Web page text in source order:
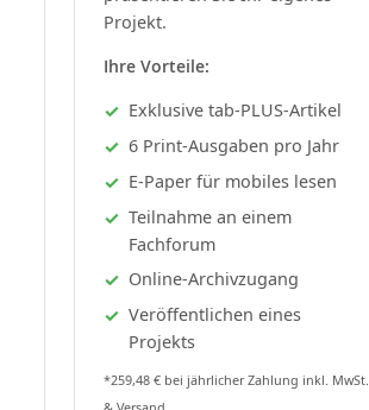
Projekt.
Ihre Vorteile:
Exklusive tab-PLUS-Artikel
6 Print-Ausgaben pro Jahr
E-Paper für mobiles lesen
Teilnahme an einem
Fachforum
Online-Archivzugang
Veröffentlichen eines
Projekts
*259,48 € bei jährlicher Zahlung inkl. MwSt.